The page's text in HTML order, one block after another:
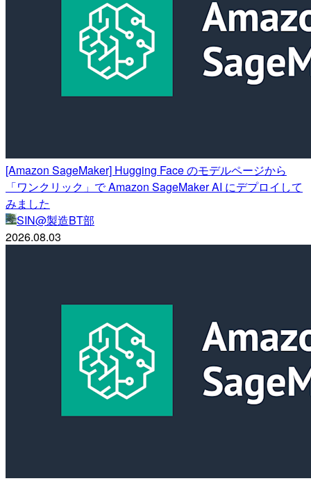
[Amazon SageMaker] Hugging Face のモデルページから
「ワンクリック」で Amazon SageMaker AI にデプロイして
みました
SIN@製造BT部
2026.08.03